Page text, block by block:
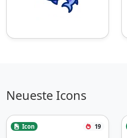
Neueste Icons
Icon 19